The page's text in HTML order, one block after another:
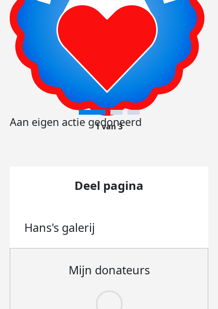
Aan eigen actie gedoneerd
1 van 3
Deel pagina
Hans's galerij
Mijn donateurs